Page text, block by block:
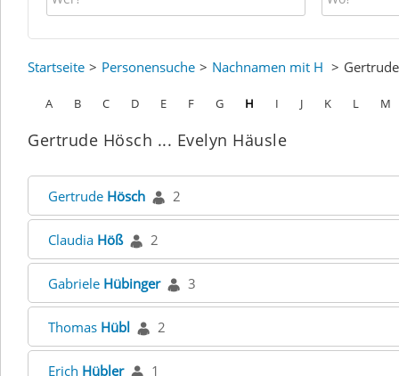
Startseite Personensuche Nachnamen mit H
A B C D E F G H I J K L M
Gertrude Hösch ... Evelyn Häusle
Gertrude Hösch 2
Claudia Höß 2
Gabriele Hübinger 3
Thomas Hübl 2
Erich Hübler 1